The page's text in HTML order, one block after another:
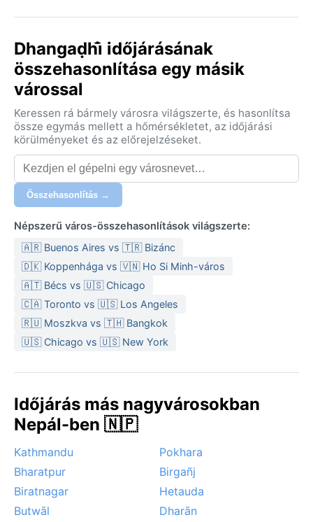
A város éghajlata a nedves szubtrópusi (száraz tél)
kategóriába, azaz a Köppen-féle Cwa osztályba
tartozik. A nyarak (májustól szeptemberig) forróak és
csapadék nagy része ekkor hullik, gyakran heves
zivatarok kíséretében. A telek (novembertől
februárig) szárazak és enyhék, nappal 20–25 °C körüli
hőmérséklettel, éjszakánként azonban 10 °C alá is
hűlhet a levegő. A páratartalom nyáron
elviselhetetlenül magas, télen viszont alacsony.
Könnyű, légáteresztő pamutruházat és esőkabát
könnyű pulóver vagy dzseki is jól jön.
Az utazás szempontjából a legkedvezőbb időszak a
monszun előtti és utáni hónapok: október–november,
valamint március–április. Ilyenkor a hőmérséklet
kellemesen meleg, a csapadék ritka, és a levegő is
tisztább. Télen gyakori a reggeli köd, amely néha
okozhatnak, a város utcái sárrá válhatnak. Havazás
nem fordul elő, mivel Dhangaḍhi̇̄ alig 100 méteres
tengerszint feletti magasságban fekszik. A viharos
szél ritka, a régiót inkább az állandó, enyhe nyugati
Dhangaḍhi̇̄ időjárásának
összehasonlítása egy másik
várossal
Keressen rá bármely városra világszerte, és hasonlítsa
össze egymás mellett a hőmérsékletet, az időjárási
körülményeket és az előrejelzéseket.
Összehasonlítás →
Népszerű város-összehasonlítások világszerte:
🇦🇷 Buenos Aires vs 🇹🇷 Bizánc
🇩🇰 Koppenhága vs 🇻🇳 Ho Si Minh-város
🇦🇹 Bécs vs 🇺🇸 Chicago
🇨🇦 Toronto vs 🇺🇸 Los Angeles
🇷🇺 Moszkva vs 🇹🇭 Bangkok
🇺🇸 Chicago vs 🇺🇸 New York
Időjárás más nagyvárosokban
Nepál-ben 🇳🇵
Kathmandu
Pokhara
Bharatpur
Birgañj
Biratnagar
Hetauda
Butwāl
Dharān